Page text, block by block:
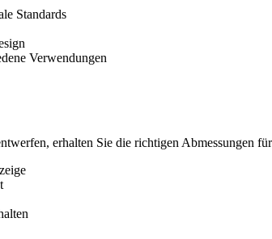
Standards
Verwendungen
erhalten Sie die richtigen Abmessungen